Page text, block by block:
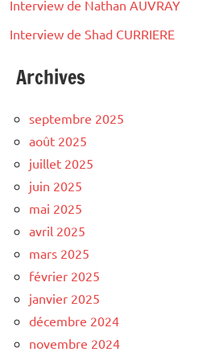
Interview de Nathan AUVRAY
Interview de Shad CURRIERE
Archives
septembre 2025
août 2025
juillet 2025
juin 2025
mai 2025
avril 2025
mars 2025
février 2025
janvier 2025
décembre 2024
novembre 2024